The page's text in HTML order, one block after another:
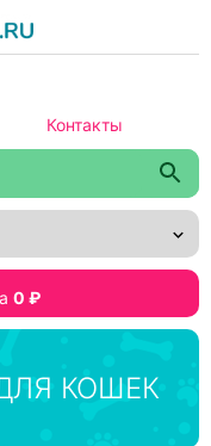
0 ₽
Контакты
КОШЕК